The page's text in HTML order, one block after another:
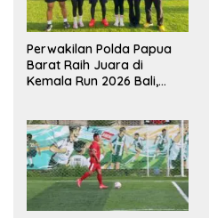
Perwakilan Polda Papua
Barat Raih Juara di
Kemala Run 2026 Bali,